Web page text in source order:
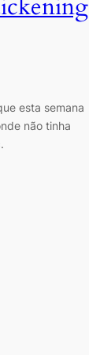
esta semana
não tinha